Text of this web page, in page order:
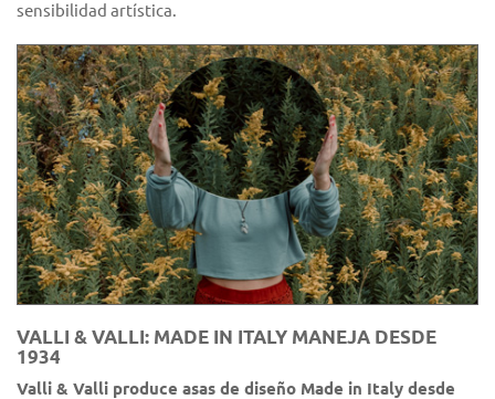
sensibilidad artística.
VALLI & VALLI: MADE IN ITALY MANEJA DESDE
1934
Valli & Valli produce asas de diseño Made in Italy desde